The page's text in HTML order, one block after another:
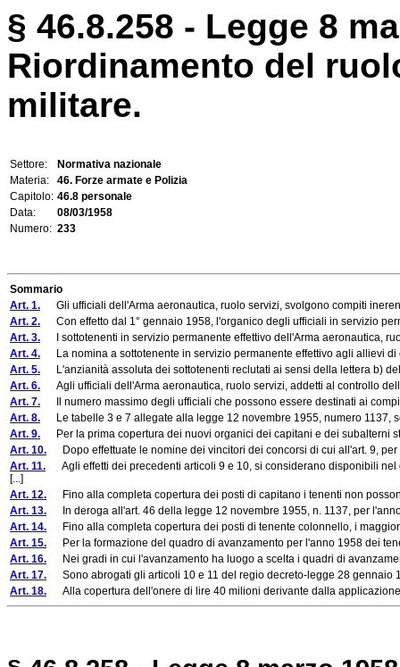
§ 46.8.258 - Legge 8
Riordinamento del
militare.
Settore:
Normativa nazionale
Materia:
46. Forze armate e Polizia
Capitolo: 46.8 personale
Data:
08/03/1958
Numero: 233
Sommario
Art. 1. Gli ufficiali dell'Arma aeronautica, ruolo servizi, svolgono compiti
Art. 2. Con effetto dal 1° gennaio 1958, l'organico degli ufficiali in servizio
Art. 3. I sottotenenti in servizio permanente effettivo dell'Arma aeronautica,
Art. 4. La nomina a sottotenente in servizio permanente effettivo agli allievi
Art. 5. L'anzianità assoluta dei sottotenenti reclutati ai sensi della lettera b)
Art. 6. Agli ufficiali dell'Arma aeronautica, ruolo servizi, addetti al controllo
Art. 7. Il numero massimo degli ufficiali che possono essere destinati ai
Art. 8. Le tabelle 3 e 7 allegate alla legge 12 novembre 1955, numero 1137,
Art. 9. Per la prima copertura dei nuovi organici dei capitani e dei subalterni
Art. 10. Dopo effettuate le nomine dei vincitori dei concorsi di cui all'art. 9,
Art. 11. Agli effetti dei precedenti articoli 9 e 10, si considerano disponibili
[...]
Art. 12. Fino alla completa copertura dei posti di capitano i tenenti non
Art. 13. In deroga all'art. 46 della legge 12 novembre 1955, n. 1137, per
Art. 14. Fino alla completa copertura dei posti di tenente colonnello, i
Art. 15. Per la formazione del quadro di avanzamento per l'anno 1958 dei
Art. 16. Nei gradi in cui l'avanzamento ha luogo a scelta i quadri di
Art. 17. Sono abrogati gli articoli 10 e 11 del regio decreto-legge 28 gennaio
Art. 18. Alla copertura dell'onere di lire 40 milioni derivante dalla